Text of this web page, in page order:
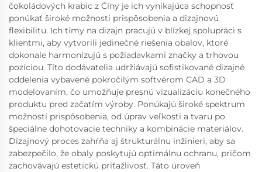
čokoládových krabic z Číny je ich vynikajúca schopnosť
ponúkať široké možnosti prispôsobenia a dizajnovú
flexibilitu. Ich tímy na dizajn pracujú v blízkej spolupráci s
klientmi, aby vytvorili jedinečné riešenia obalov, ktoré
dokonale harmonizujú s požiadavkami značky a trhovou
pozíciou. Títo dodávatelia udržiávajú sofistikované dizajné
oddelenia vybavené pokročilým softvérom CAD a 3D
modelovaním, čo umožňuje presnú vizualizáciu konečného
produktu pred začatím výroby. Ponúkajú široké spektrum
možností prispôsobenia, od úprav veľkosti a tvaru po
špeciálne dohotovacie techniky a kombinácie materiálov.
Dizajnový proces zahŕňa aj štrukturálnu inžinieri, aby sa
zabezpečilo, že obaly poskytujú optimálnu ochranu, pričom
zachovávajú estetickú príťažlivosť. Táto úroveň